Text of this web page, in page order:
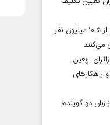
آمار معلولیت در ایران | بیش از ۱۰.۵ میلیون نفر
می‌کنند
اربعین |
زبان دو گوینده؛